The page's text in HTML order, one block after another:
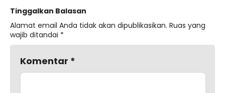
Tinggalkan Balasan
Alamat email Anda tidak akan dipublikasikan. Ruas yang
wajib ditandai *
Komentar *